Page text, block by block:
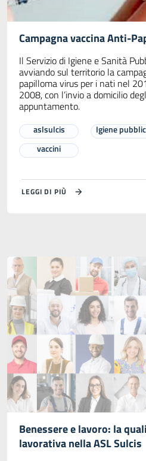
Campagna vaccina Anti-
Il Servizio di Igiene e Sanità
avviando sul territorio la
papilloma virus per i nati nel
2008, con l’invio a domicilio
appuntamento.
aslsulcis Igiene
vaccini
LEGGI DI PIÙ
Benessere e lavoro: la
lavorativa nella ASL Sulcis